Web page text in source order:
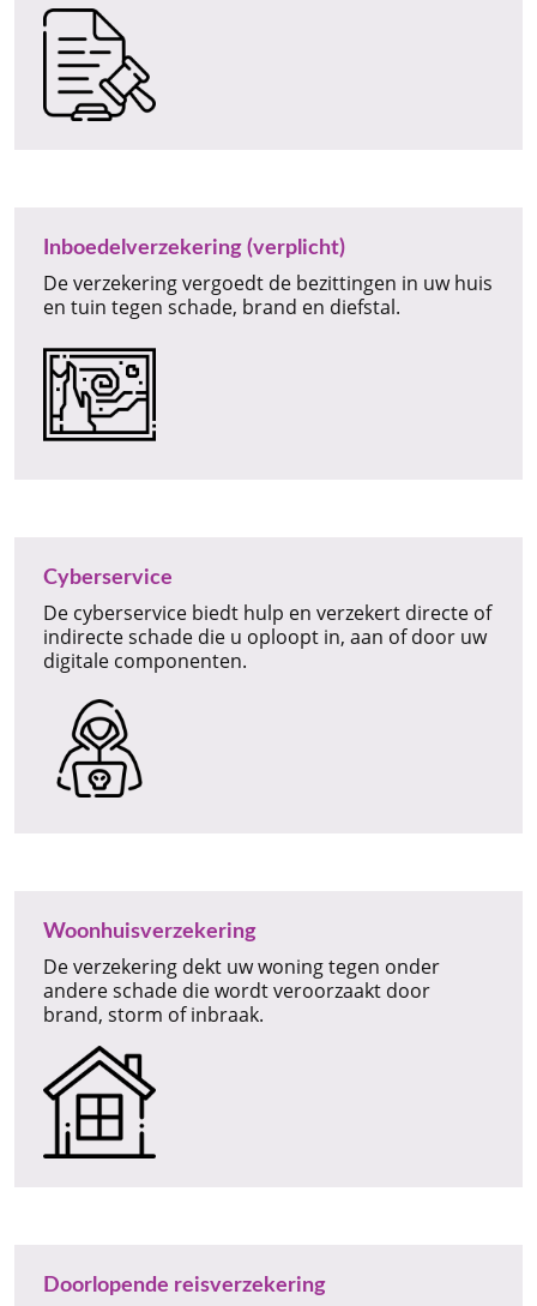
Inboedelverzekering (verplicht)
De verzekering vergoedt de bezittingen in uw huis
en tuin tegen schade, brand en diefstal.
Cyberservice
De cyberservice biedt hulp en verzekert directe of
indirecte schade die u oploopt in, aan of door uw
digitale componenten.
Woonhuisverzekering
De verzekering dekt uw woning tegen onder
andere schade die wordt veroorzaakt door
brand, storm of inbraak.
Doorlopende reisverzekering